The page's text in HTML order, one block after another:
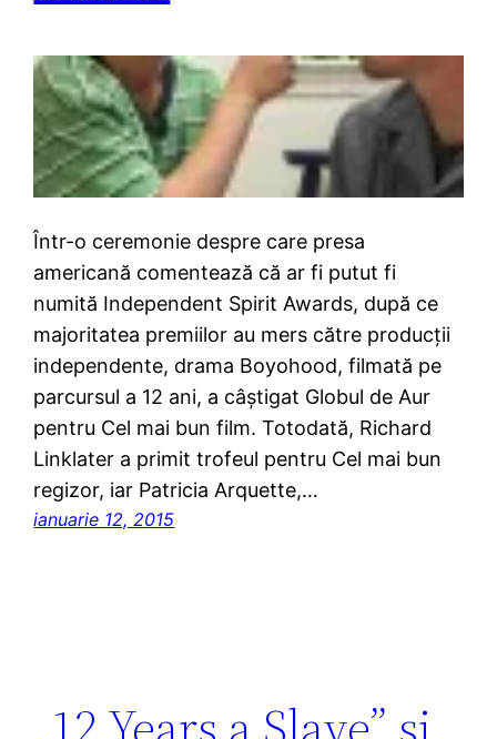
Într-o ceremonie despre care presa
americană comentează că ar fi putut fi
numită Independent Spirit Awards, după ce
majoritatea premiilor au mers către producții
independente, drama Boyohood, filmată pe
parcursul a 12 ani, a câștigat Globul de Aur
pentru Cel mai bun film. Totodată, Richard
Linklater a primit trofeul pentru Cel mai bun
regizor, iar Patricia Arquette,…
ianuarie 12, 2015